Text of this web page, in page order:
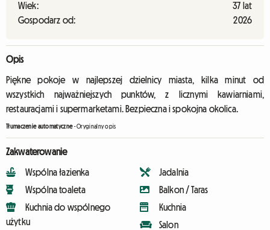
Wiek:
37 lat
Gospodarz od:
2026
Opis
Piękne pokoje w najlepszej dzielnicy miasta, kilka minut od
wszystkich najważniejszych punktów, z licznymi kawiarniami,
restauracjami i supermarketami. Bezpieczna i spokojna okolica.
Tłumaczenie automatyczne-Oryginalny opis
Zakwaterowanie
Wspólna łazienka
Wspólna toaleta
Kuchnia do wspólnego
użytku
Jadalnia
Balkon / Taras
Kuchnia
Salon